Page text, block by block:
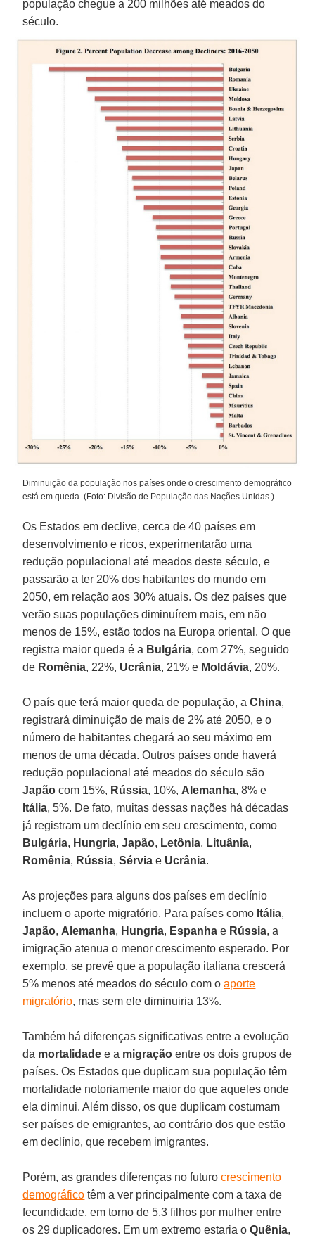
população chegue a 200 milhões até meados do
século.
Diminuição da população nos países onde o crescimento demográfico
está em queda. (Foto: Divisão de População das Nações Unidas.)
Os Estados em declive, cerca de 40 países em
desenvolvimento e ricos, experimentarão uma
redução populacional até meados deste século, e
passarão a ter 20% dos habitantes do mundo em
2050, em relação aos 30% atuais. Os dez países que
verão suas populações diminuírem mais, em não
menos de 15%, estão todos na Europa oriental. O que
registra maior queda é a Bulgária, com 27%, seguido
de Romênia, 22%, Ucrânia, 21% e Moldávia, 20%.
O país que terá maior queda de população, aChina,
registrará diminuição de mais de 2% até 2050, e o
número de habitantes chegará ao seu máximo em
menos de uma década. Outros países onde haverá
redução populacional até meados do século são
Japão com 15%, Rússia, 10%, Alemanha, 8% e
Itália, 5%. De fato, muitas dessas nações há décadas
já registram um declínio em seu crescimento, como
Bulgária, Hungria,Japão, Letônia, Lituânia,
Romênia, Rússia,Sérvia e Ucrânia.
As projeções para alguns dos países em declínio
incluem o aporte migratório. Para países como Itália,
Japão, Alemanha, Hungria, Espanha e Rússia, a
imigração atenua o menor crescimento esperado. Por
exemplo, se prevê que a população italiana crescerá
5% menos até meados do século com oaporte
migratório, mas sem ele diminuiria 13%.
Também há diferenças significativas entre a evolução
da mortalidade e a migração entre os dois grupos de
países. Os Estados que duplicam sua população têm
mortalidade notoriamente maior do que aqueles onde
ela diminui. Além disso, os que duplicam costumam
ser países de emigrantes, ao contrário dos que estão
em declínio, que recebem imigrantes.
Porém, as grandes diferenças no futurocrescimento
demográfico têm a ver principalmente com a taxa de
fecundidade, em torno de 5,3 filhos por mulher entre
os 29 duplicadores. Em um extremo estaria oQuênia,